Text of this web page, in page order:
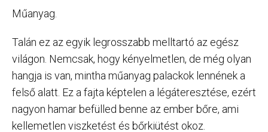
Műanyag.
Talán ez az egyik legrosszabb melltartó az egész
világon. Nemcsak, hogy kényelmetlen, de még olyan
hangja is van, mintha műanyag palackok lennének a
felső alatt. Ez a fajta képtelen a légáteresztése, ezért
nagyon hamar befülled benne az ember bőre, ami
kellemetlen viszketést és bőrkiütést okoz.